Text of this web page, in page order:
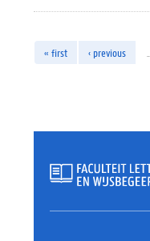
« first ‹ previous